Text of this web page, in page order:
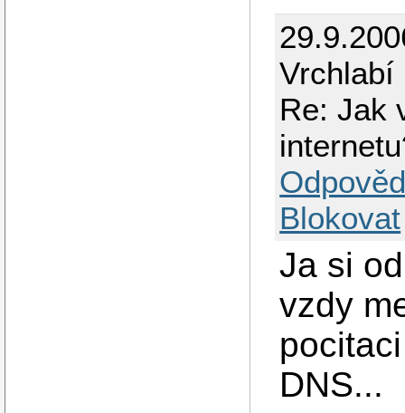
Vrchlabí
Re: Jak
Blokovat
Ja si
vzdy
DNS...